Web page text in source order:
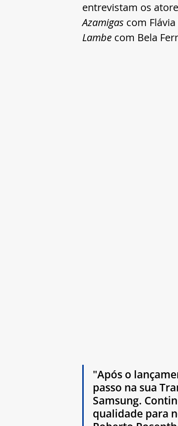
entrevistam os
Azamigas com
Lambe com Bela
"Após o
passo na sua
Samsung.
qualidade para